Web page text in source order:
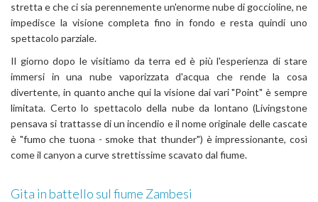
stretta e che ci sia perennemente un'enorme nube di goccioline, ne
impedisce la visione completa fino in fondo e resta quindi uno
spettacolo parziale.
Il giorno dopo le visitiamo da terra ed è più l'esperienza di stare
immersi in una nube vaporizzata d'acqua che rende la cosa
divertente, in quanto anche qui la visione dai vari "Point" è sempre
limitata. Certo lo spettacolo della nube da lontano (Livingstone
pensava si trattasse di un incendio e il nome originale delle cascate
è "fumo che tuona - smoke that thunder") è impressionante, così
come il canyon a curve strettissime scavato dal fiume.
Gita in battello sul fiume Zambesi